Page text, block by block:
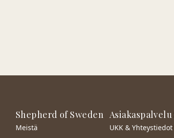
Shepherd of Sweden
Meistä
Asiakaspalvelu
UKK & Yhteystiedot